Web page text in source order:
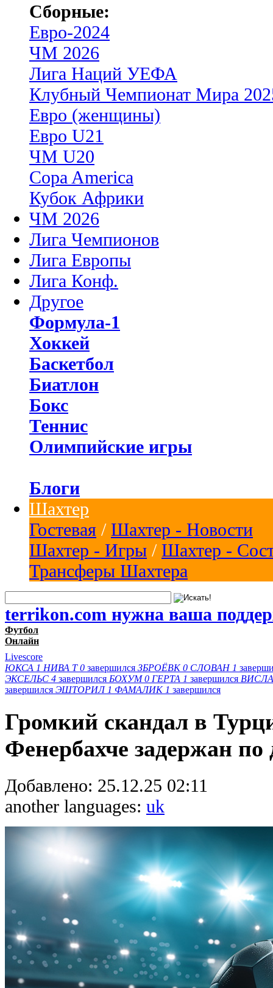
Сборные:
Евро-2024
ЧМ 2026
Лига Наций УЕФА
Клубный Чемпионат Мира
Евро (женщины)
Евро U21
ЧМ U20
Copa America
Кубок Африки
ЧМ 2026
Лига Чемпионов
Лига Европы
Лига Конф.
Другое
Формула-1
Хоккей
Баскетбол
Биатлон
Бокс
Теннис
Олимпийские игры
Блоги
Шахтер
Гостевая / Шахтер - Новости
Шахтер - Игры / Шахтер -
Трансферы Шахтера
terrikon.com нужна ваша
Футбол
Онлайн
Livescore
ЮКСА 1 НИВА Т 0 завершился ЗБРОЁВК 0 СЛОВАН 1
ЭКСЕЛЬС 4 завершился БОХУМ 0 ГЕРТА 1 завершился
завершился ЭШТОРИЛ 1 ФАМАЛИК 1 завершился
Громкий скандал в
Фенербахче задержан по
Добавлено: 25.12.25 02:11
another languages: uk